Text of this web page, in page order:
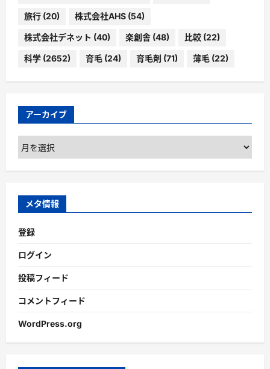
旅行 (20) 株式会社AHS (54)
株式会社デネット (40) 楽創舎 (48) 比較 (22)
科学 (2652) 育毛 (24) 育毛剤 (71) 薄毛 (22)
アーカイブ
ア
ー
カ
ブ
メタ情報
登録
ログイン
投稿フィード
コメントフィード
WordPress.org